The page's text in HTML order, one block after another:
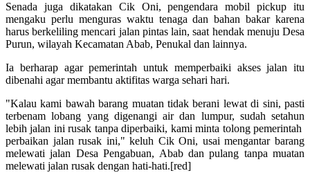
Senada juga dikatakan Cik Oni, pengendara mobil pickup itu
mengaku perlu menguras waktu tenaga dan bahan bakar karena
harus berkeliling mencari jalan pintas lain, saat hendak menuju Desa
Purun, wilayah Kecamatan Abab, Penukal dan lainnya.
Ia berharap agar pemerintah untuk memperbaiki akses jalan itu
dibenahi agar membantu aktifitas warga sehari hari.
"Kalau kami bawah barang muatan tidak berani lewat di sini, pasti
terbenam lobang yang digenangi air dan lumpur, sudah setahun
lebih jalan ini rusak tanpa diperbaiki, kami minta tolong pemerintah
perbaikan jalan rusak ini," keluh Cik Oni, usai mengantar barang
melewati jalan Desa Pengabuan, Abab dan pulang tanpa muatan
melewati jalan rusak dengan hati-hati.[red]